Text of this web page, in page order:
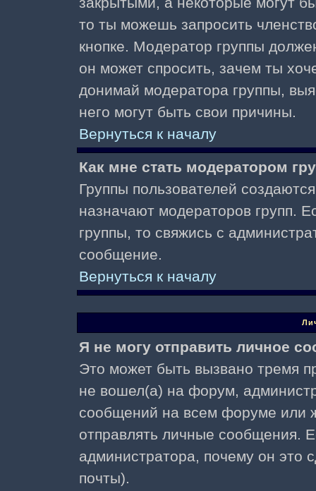
то ты можешь запросить
кнопке. Модератор группы
он может спросить, зачем ты
донимай модератора группы,
него могут быть свои причины.
Вернуться к началу
Как мне стать модератором
Группы пользователей
назначают модераторов групп.
группы, то свяжись с
сообщение.
Вернуться к началу
Я не могу отправить личное
Это может быть вызвано тремя
не вошел(а) на форум,
сообщений на всем форуме или
отправлять личные сообщения.
администратора, почему он это
почты).